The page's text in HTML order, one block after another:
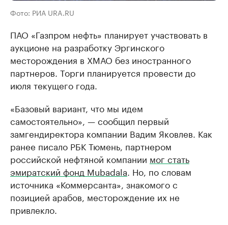
Фото: РИА URA.RU
ПАО «Газпром нефть» планирует участвовать в
аукционе на разработку Эргинского
месторождения в ХМАО без иностранного
партнеров. Торги планируется провести до
июля текущего года.
«Базовый вариант, что мы идем
самостоятельно», — сообщил первый
замгендиректора компании Вадим Яковлев. Как
ранее писало РБК Тюмень, партнером
российской нефтяной компании мог стать
эмиратский фонд Mubadala. Но, по словам
источника «Коммерсанта», знакомого с
позицией арабов, месторождение их не
привлекло.